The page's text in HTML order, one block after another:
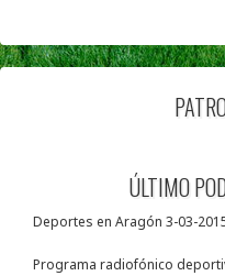
ÚLTIMO
Deportes en Aragón 3-03-
Programa radiofónico